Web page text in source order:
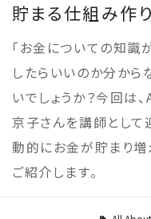
貯まる仕組み作
「お金についての知識
したらいいのか分から
いでしょうか？今回
京子さんを講師として
動的にお金が貯まり増
ご紹介します。